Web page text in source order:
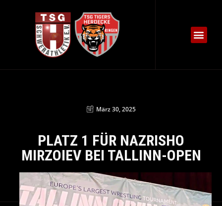
März 30, 2025
PLATZ 1 FÜR NAZRISHO
MIRZOIEV BEI TALLINN-OPEN